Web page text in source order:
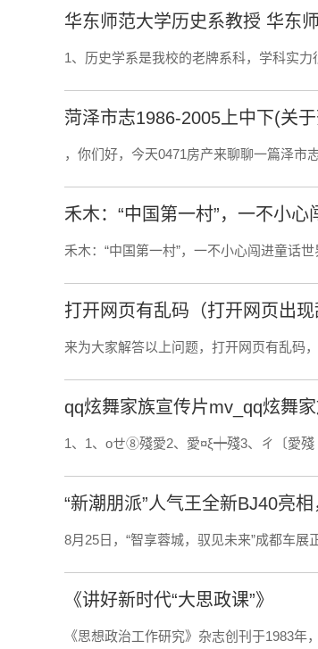
华东师范大学历史系教授 华东
1、历史学系是我校的老牌系科，学科实
菏泽市志1986-2005上中下(关
，你们好，今天0471房产来聊聊一篇泽市
禾木：“中国第一村”，一不小心
禾木：“中国第一村”，一不小心闯进童话
打开网页有乱码（打开网页出现
来为大家解答以上问题，打开网页有乱码
qq炫舞家族宣传片mv_qq炫舞
1、1、οせ⑧殘愛2、愛¤ξ┿殘3、ㄔ〔愛
“新潮朋派”人气王全新BJ40亮
8月25日，“智享蓉城，驭见未来”成都车展
《讲好新时代“大思政课”》
《思想政治工作研究》杂志创刊于1983年